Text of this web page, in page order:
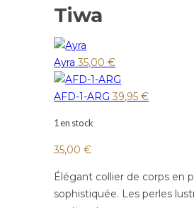
Tiwa
Ayra 35,00€
AFD-1-ARG 39,95€
1 en stock
35,00€
Élégant collier de corps en
sophistiquée. Les perles